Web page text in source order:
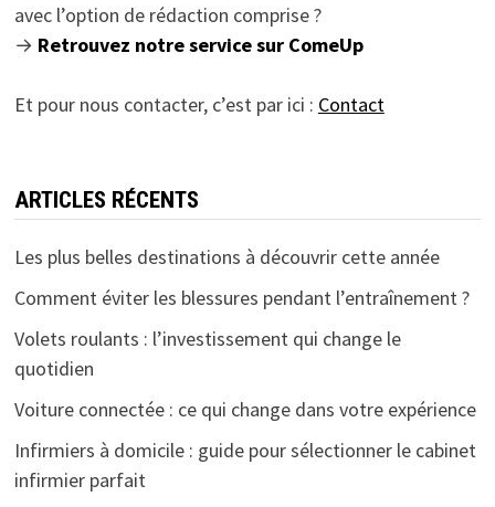
avec l’option de rédaction comprise ?
→ Retrouvez notre service sur ComeUp
Et pour nous contacter, c’est par ici : Contact
ARTICLES RÉCENTS
Les plus belles destinations à découvrir cette année
Comment éviter les blessures pendant l’entraînement ?
Volets roulants : l’investissement qui change le
quotidien
Voiture connectée : ce qui change dans votre expérience
Infirmiers à domicile : guide pour sélectionner le cabinet
infirmier parfait